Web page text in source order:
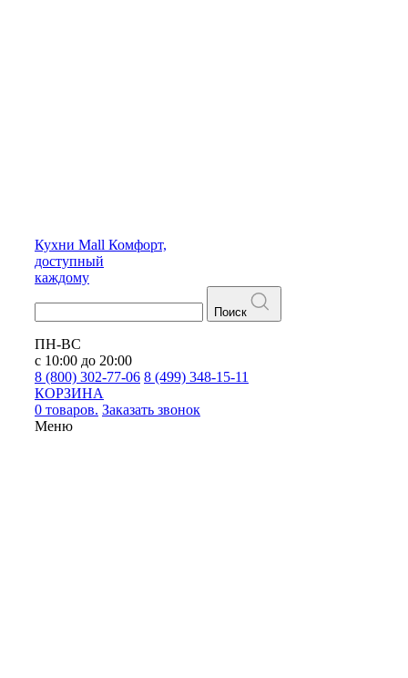
Кухни Mall Комфорт,
доступный
каждому
Поиск
ПН-ВС
с 10:00 до 20:00
8 (800) 302-77-06 8 (499) 348-15-11
КОРЗИНА
0 товаров. Заказать звонок
Меню